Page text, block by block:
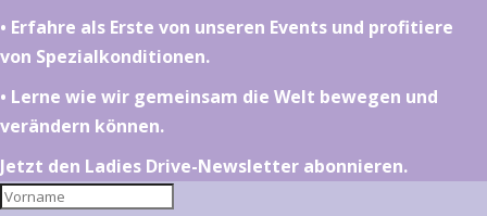
•⁠ ⁠⁠Erfahre als Erste von unseren Events und profitiere
von Spezialkonditionen.
•⁠ ⁠⁠Lerne wie wir gemeinsam die Welt bewegen und
verändern können.
Jetzt den Ladies Drive-Newsletter abonnieren.